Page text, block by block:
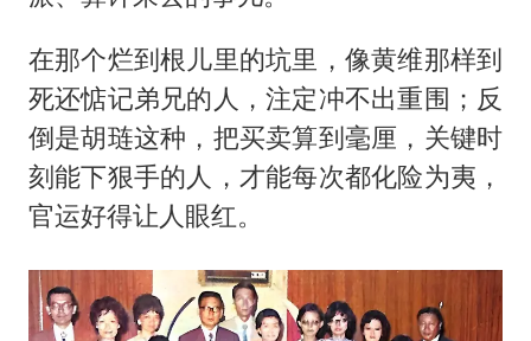
在那个烂到根儿里的坑里，像黄维那样到
死还惦记弟兄的人，注定冲不出重围；反
倒是胡琏这种，把买卖算到毫厘，关键时
刻能下狠手的人，才能每次都化险为夷，
官运好得让人眼红。